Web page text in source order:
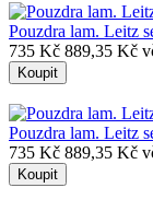
Pouzdra lam. Leitz
735 Kč 889,35 Kč
Koupit
Pouzdra lam. Leitz
735 Kč 889,35 Kč
Koupit